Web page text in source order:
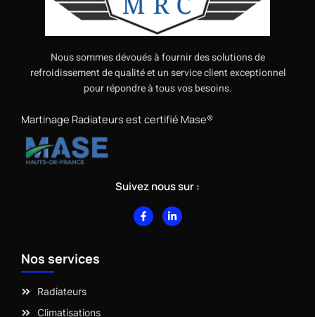
Nous sommes dévoués à fournir des solutions de
refroidissement de qualité et un service client exceptionnel
pour répondre à tous vos besoins.
Martinage Radiateurs est certifié Mase®
Suivez nous sur :
F
a
c
L
i
n
Nos services
Radiateurs
Climatisations